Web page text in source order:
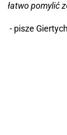
łatwo pomylić
- pisze